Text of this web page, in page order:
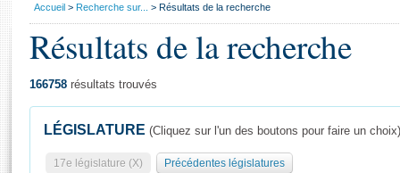
Général
Vous
Accueil Recherche sur... Résultats de la recherche
Résultats de la recherche
166758 résultats trouvés
LÉGISLATURE (Cliquez sur l'un des boutons pour faire un choix)
17e législature (X) Précédentes législatures